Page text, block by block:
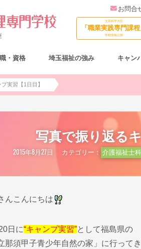
お問合
文部科学大臣
「職業実践専門課程
学校情報公開
・資格 埼玉福祉の強み キャン
実習【1日目】
写真で振り返る
2015年8月27日 カテゴリー： 介護福祉士科
んこんにちは
日に“キャンプ実習”として福島県の
那須甲子青少年自然の家」に行って